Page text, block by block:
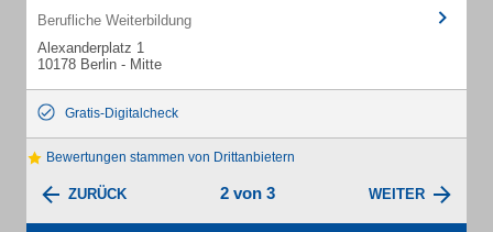
Berufliche Weiterbildung
Alexanderplatz 1
10178 Berlin - Mitte
Gratis-Digitalcheck
Bewertungen stammen von Drittanbietern
ZURÜCK 2 von 3 WEITER